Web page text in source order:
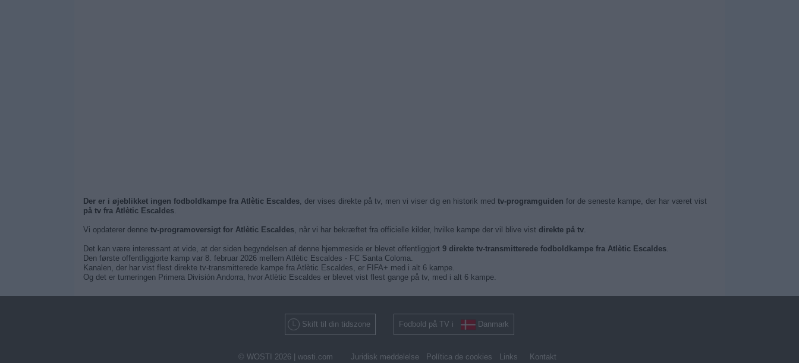
Der er i øjeblikket ingen fodboldkampe fra Atlètic Escaldes, der vises direkte på tv, men vi viser dig en historik med tv-programguiden for de seneste kampe, der har været vist
på tv fra Atlètic Escaldes.
Vi opdaterer denne tv-programoversigt for Atlètic Escaldes, når vi har bekræftet fra officielle kilder, hvilke kampe der vil blive vist direkte på tv.
Det kan være interessant at vide, at der siden begyndelsen af denne hjemmeside er blevet offentliggjort 9 direkte tv-transmitterede fodboldkampe fra Atlètic Escaldes.
Den første offentliggjorte kamp var 8. februar 2026 mellem Atlètic Escaldes - FC Santa Coloma.
Kanalen, der har vist flest direkte tv-transmitterede kampe fra Atlètic Escaldes, er FIFA+ med i alt 6 kampe.
Og det er turneringen Primera División Andorra, hvor Atlètic Escaldes er blevet vist flest gange på tv, med i alt 6 kampe.
Skift til din tidszone Fodbold på TV i Danmark
© WOSTI 2026 | wosti.com Juridisk meddelelse Política de cookies Links Kontakt